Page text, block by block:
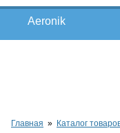
Aeronik
Главная » Каталог